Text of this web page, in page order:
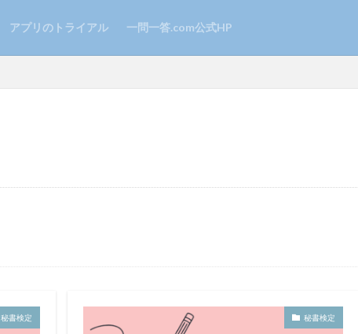
アプリのトライアル 一問一答.com公式HP
秘書検定 秘書検定